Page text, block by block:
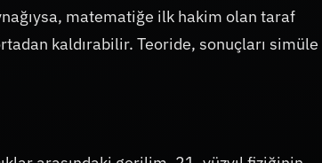
matematiğe ilk hakim olan taraf
kaldırabilir. Teoride, sonuçları simüle